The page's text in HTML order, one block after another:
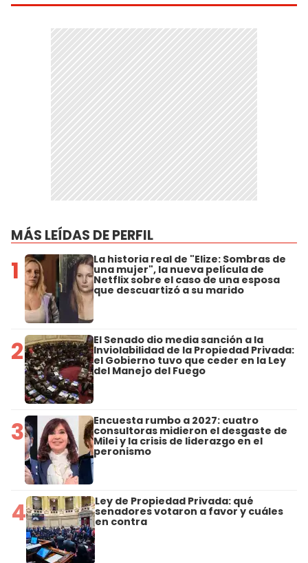
MÁS LEÍDAS DE PERFIL
1 La historia real de "Elize: Sombras de
una mujer", la nueva película de
Netflix sobre el caso de una esposa
que descuartizó a su marido
2 El Senado dio media sanción a la
Inviolabilidad de la Propiedad Privada:
el Gobierno tuvo que ceder en la Ley
del Manejo del Fuego
3 Encuesta rumbo a 2027: cuatro
consultoras midieron el desgaste de
Milei y la crisis de liderazgo en el
peronismo
4 Ley de Propiedad Privada: qué
senadores votaron a favor y cuáles
en contra